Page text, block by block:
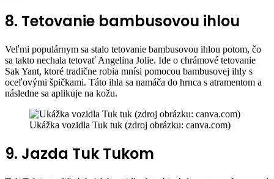
8. Tetovanie bambusovou ihlou
Veľmi populárnym sa stalo tetovanie bambusovou ihlou potom, čo
sa takto nechala tetovať Angelina Jolie. Ide o chrámové tetovanie
Sak Yant, ktoré tradične robia mnísi pomocou bambusovej ihly s
oceľovými špičkami. Táto ihla sa namáča do hrnca s atramentom a
následne sa aplikuje na kožu.
Ukážka vozidla Tuk tuk (zdroj obrázku: canva.com)
9. Jazda Tuk Tukom